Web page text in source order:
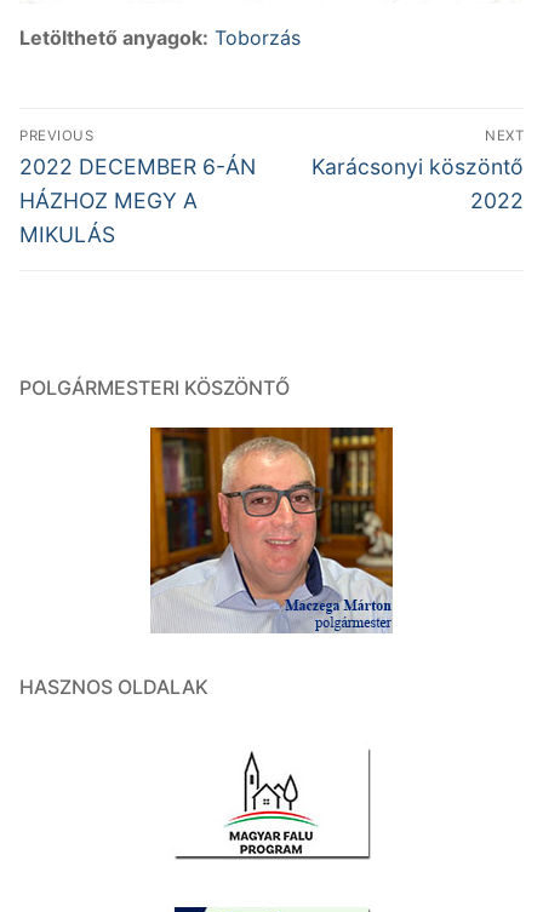
Letölthető anyagok: Toborzás
Bejegyzés
navigáció
PREVIOUS
Previous
post:
2022 DECEMBER 6-ÁN
HÁZHOZ MEGY A
MIKULÁS
NEXT
Next
Karácsonyi köszöntő
2022
POLGÁRMESTERI KÖSZÖNTŐ
HASZNOS OLDALAK